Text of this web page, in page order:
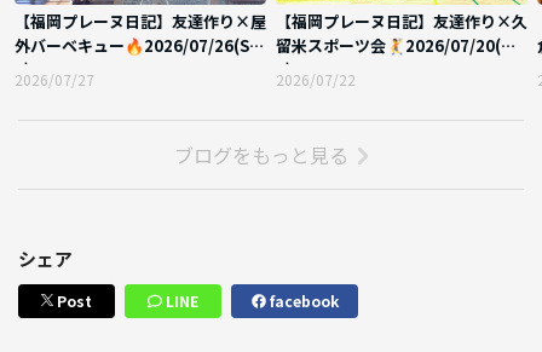
【福岡プレーヌ日記】友達作り×屋
外バーベキュー🔥2026/07/26(Su
n)
2026/07/27
【福岡プレーヌ日記】友達作り×久
留米スポーツ会🤾2026/07/20(Mo
n)
2026/07/22
ブログをもっと見る
シェア
Post LINE facebook